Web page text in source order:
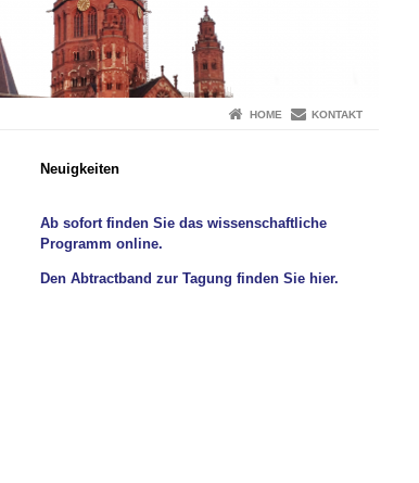
HOME KONTAKT
Neuigkeiten
Ab sofort finden Sie das wissenschaftliche
Programm online.
Den Abtractband zur Tagung finden Sie hier.